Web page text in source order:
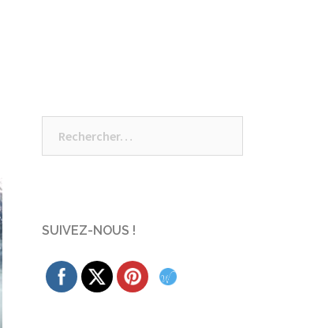
SUIVEZ-NOUS !